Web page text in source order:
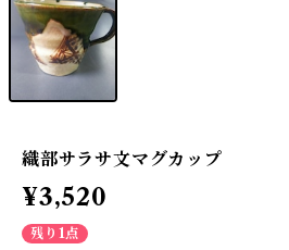
織部サラサ文マグカップ
¥3,520
残り1点